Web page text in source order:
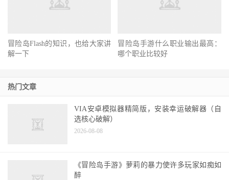
冒险岛Flash的知识，也给大家讲
解一下
冒险岛手游什么职业输出最高：
哪个职业比较好
热门文章
VIA安卓模拟器精简版，安装幸运破解器（自
选核心破解）
2026-08-08
《冒险岛手游》萝莉的暴力使许多玩家如痴如
醉